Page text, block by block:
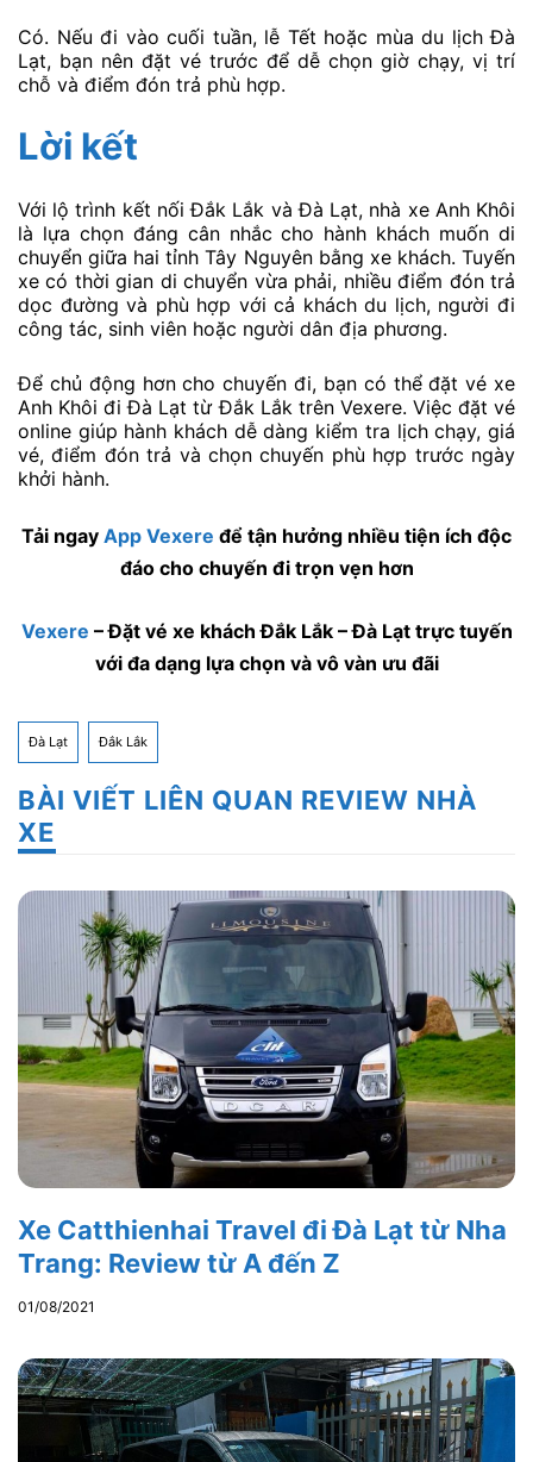
Xe Anh Khôi đón khách ở đâu tại
Đắk Lắk?
Bắc Buôn Ma Thuột, Nguyễn Văn Cừ, Vòng xoay cây
số 5, Nguyễn Lương Bằng, Hoà Thắng, Lăk, Krông Nô
hiển thị khi đặt vé.
Xe Anh Khôi trả khách ở đâu tại
Đà Lạt?
Liêng, Lâm Hà, Vòng xoay Liên Khương, Chợ Phi Nôm,
Hiệp Thạnh và Bến xe liên tỉnh Đà Lạt. Hành khách nên
chọn điểm xuống thuận tiện với nơi lưu trú hoặc lịch
trình cá nhân.
Lạt trước không?
Lạt, bạn nên đặt vé trước để dễ chọn giờ chạy, vị trí
chỗ và điểm đón trả phù hợp.
Lời kết
Với lộ trình kết nối Đắk Lắk và Đà Lạt, nhà xe Anh Khôi
là lựa chọn đáng cân nhắc cho hành khách muốn di
chuyển giữa hai tỉnh Tây Nguyên bằng xe khách. Tuyến
xe có thời gian di chuyển vừa phải, nhiều điểm đón trả
công tác, sinh viên hoặc người dân địa phương.
Để chủ động hơn cho chuyến đi, bạn có thể đặt vé xe
Anh Khôi đi Đà Lạt từ Đắk Lắk trên Vexere. Việc đặt vé
online giúp hành khách dễ dàng kiểm tra lịch chạy, giá
vé, điểm đón trả và chọn chuyến phù hợp trước ngày
khởi hành.
Tải ngayApp Vexeređể tận hưởng nhiều tiện ích độc
đáo cho chuyến đi trọn vẹn hơn
với đa dạng lựa chọn và vô vàn ưu đãi
Đà Lạt
BÀI VIẾT LIÊN QUAN REVIEW NHÀ
XE